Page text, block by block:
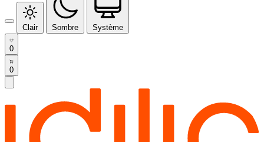
Clair Sombre Système
0
0